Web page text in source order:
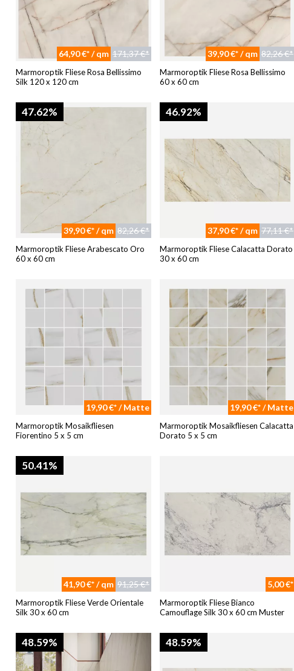
64,90 €* / qm 171,37 €*
Marmoroptik Fliese Rosa Bellissimo
Silk 120 x 120 cm
39,90 €* / qm 82,26 €*
Marmoroptik Fliese Rosa Bellissimo
60 x 60 cm
47.62%
39,90 €* / qm 82,26 €*
Marmoroptik Fliese Arabescato Oro
60 x 60 cm
46.92%
37,90 €* / qm 77,11 €*
Marmoroptik Fliese Calacatta Dorato
30 x 60 cm
19,90 €* / Matte
Marmoroptik Mosaikfliesen
Fiorentino 5 x 5 cm
19,90 €* / Matte
Marmoroptik Mosaikfliesen Calacatta
Dorato 5 x 5 cm
50.41%
41,90 €* / qm 91,25 €*
Marmoroptik Fliese Verde Orientale
Silk 30 x 60 cm
5,00 €*
Marmoroptik Fliese Bianco
Camouflage Silk 30 x 60 cm Muster
48.59% 48.59%